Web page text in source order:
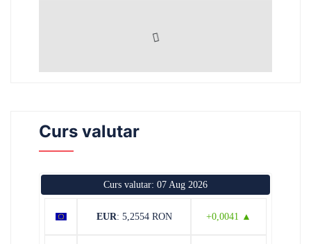
Curs valutar
Curs valutar: 07 Aug 2026
EUR: 5,2554 RON +0,0041 ▲